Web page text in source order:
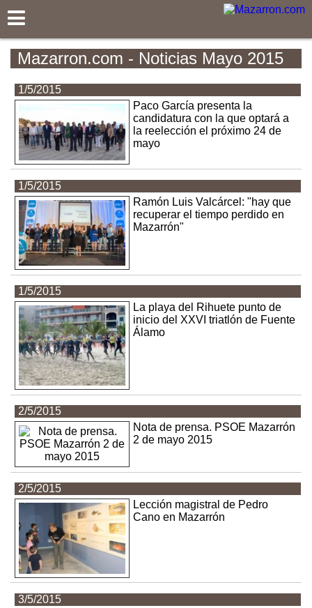
Mazarron.com - Noticias Mayo 2015
1/5/2015
Paco García presenta la
candidatura con la que optará a
la reelección el próximo 24 de
mayo
1/5/2015
Ramón Luis Valcárcel: "hay que
recuperar el tiempo perdido en
Mazarrón"
1/5/2015
La playa del Rihuete punto de
inicio del XXVI triatlón de Fuente
Álamo
2/5/2015
Nota de prensa. PSOE Mazarrón
2 de mayo 2015
2/5/2015
Lección magistral de Pedro
Cano en Mazarrón
3/5/2015